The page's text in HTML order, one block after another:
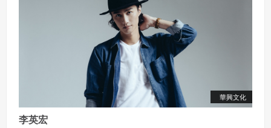
華興文化
李英宏
還沒有註冊帳號嗎？點擊 立刻註冊
已經有註冊帳號了嗎？點擊立刻登入
會員得於本系統內使用授權內容，除經著作權人有標示採取
創用CC授權或其他授權者，會員不得重製、轉載、散布或類
似方法流通授權內容。
本系統防盜拷措施或類似措施，會員不得予以破解、破壞或
以其他方法規避。
會員使用本系統之費用，由吉寶系統公司定之並按月收取。
吉寶系統公司得不定期公告與調整費用。
同意上述條款，確定註冊